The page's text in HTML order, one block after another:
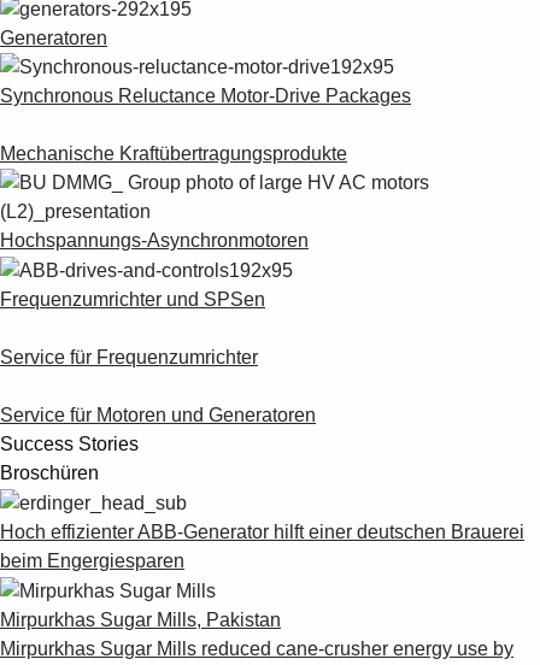
Generatoren
Synchronous Reluctance Motor-Drive Packages
Mechanische Kraftübertragungsprodukte
Hochspannungs-Asynchronmotoren
Frequenzumrichter und SPSen
Service für Frequenzumrichter
Service für Motoren und Generatoren
Success Stories
Broschüren
Hoch effizienter ABB-Generator hilft einer deutschen Brauerei
beim Engergiesparen
Mirpurkhas Sugar Mills, Pakistan
Mirpurkhas Sugar Mills reduced cane-crusher energy use by